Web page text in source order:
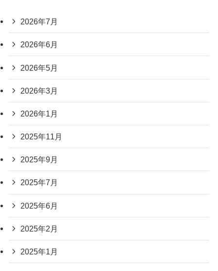
2026年7月
2026年6月
2026年5月
2026年3月
2026年1月
2025年11月
2025年9月
2025年7月
2025年6月
2025年2月
2025年1月